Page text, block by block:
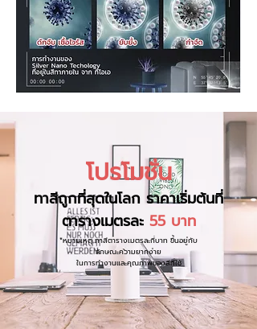
*หมายเหตุ ทาสีตารางเมตรละกี่บาท ขึ้นอยู่กับ
ลักษณะความยากง่าย
ในการทำงานและคุณภาพของสีที่ใช้
โปรโมชั่น
ทาสีถูกที่สุดในโลก ราคาเริ่มต้นที่
ตารางเมตรละ 55 บาท